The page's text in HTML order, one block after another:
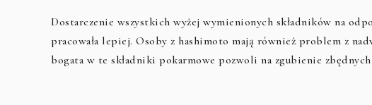
Dostarczenie wszystkich wyżej wymienionych składników na
pracowała lepiej. Osoby z hashimoto mają również problem z
bogata w te składniki pokarmowe pozwoli na zgubienie